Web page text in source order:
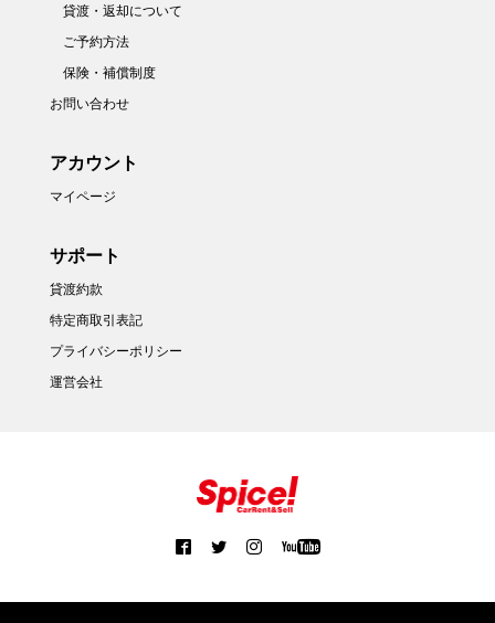
貸渡・返却について
ご予約方法
保険・補償制度
お問い合わせ
アカウント
マイページ
サポート
貸渡約款
特定商取引表記
プライバシーポリシー
運営会社